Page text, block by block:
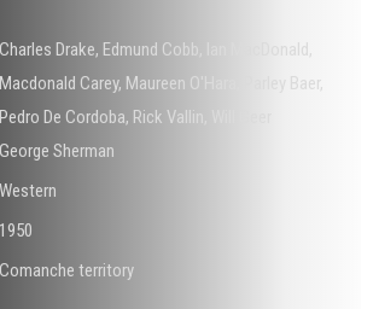
Charles Drake, Edmund Cobb Ian MacDonald,
Macdonald Carey, Maureen O'Hara Parley Baer,
Pedro De Cordoba, Rick Vallin
George Sherman
Western
1950
Comanche territory